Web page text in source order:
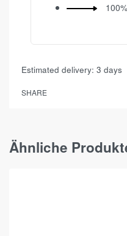
Estimated delivery: 3 days
SHARE
Ähnliche